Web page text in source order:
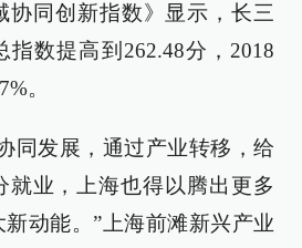
协同创新指数》显示，长三
数提高到262.48分，2018
。
同发展，通过产业转移，给
就业，上海也得以腾出更多
动能。”上海前滩新兴产业